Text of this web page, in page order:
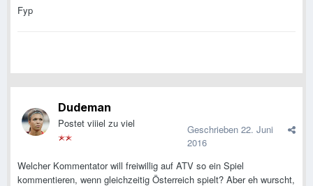
Fyp
Dudeman
Postet viiiel zu viel Geschrieben 22. Juni
2016
Welcher Kommentator will freiwillig auf ATV so ein Spiel
kommentieren, wenn gleichzeitig Österreich spielt? Aber eh wurscht,